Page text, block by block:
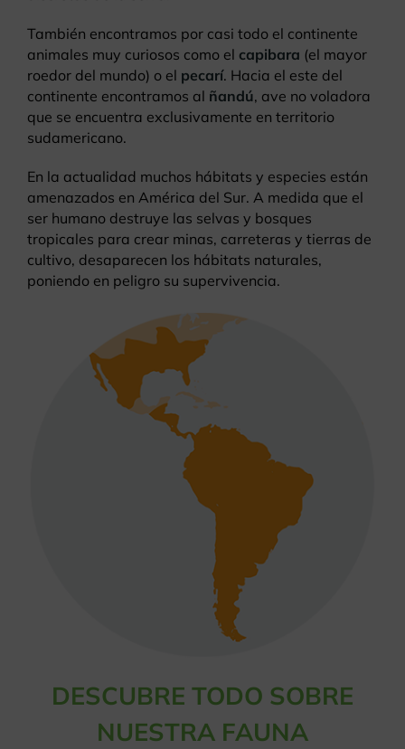
También encontramos por casi todo el continente
animales muy curiosos como el capibara (el mayor
roedor del mundo) o el pecarí. Hacia el este del
continente encontramos al ñandú, ave no voladora
que se encuentra exclusivamente en territorio
sudamericano.
En la actualidad muchos hábitats y especies están
amenazados en América del Sur. A medida que el
ser humano destruye las selvas y bosques
tropicales para crear minas, carreteras y tierras de
cultivo, desaparecen los hábitats naturales,
poniendo en peligro su supervivencia.
DESCUBRE TODO SOBRE
NUESTRA FAUNA